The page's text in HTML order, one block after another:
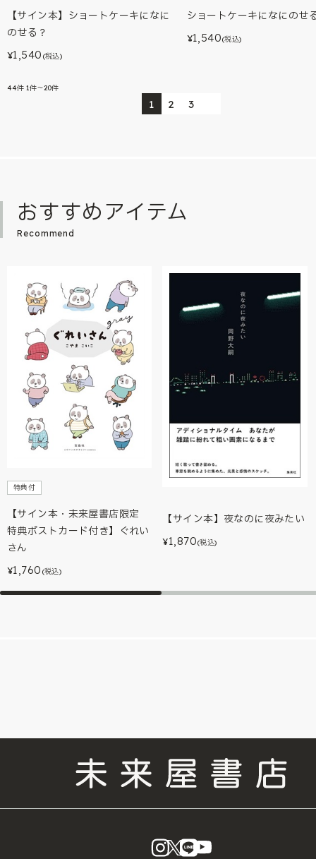
【サイン本】ショートケーキになに
のせる？
¥1,540 (税込)
ショートケーキになにのせ
¥1,540(税込)
44件 1件～20件
1 2 3
おすすめアイテム
Recommend
特典付
【サイン本・未来屋書店限定
特典ポストカード付き】ぐれい
さん
¥1,760 (税込)
【サイン本】夜なのに夜みたい
¥1,870(税込)
instagram
X LINE